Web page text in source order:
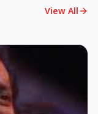
View All